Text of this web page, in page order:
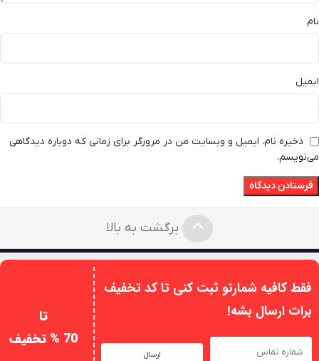
نام
ایمیل
ذخیره نام، ایمیل و وبسایت من در مرورگر برای زمانی که دوباره دیدگاهی
می‌نویسم.
برگشت به بالا
فقط کافیه شمارتو ثبت کنی تا کد تخفیف
برات ارسال بشه!
ارسال
تا
70 % تخفیف